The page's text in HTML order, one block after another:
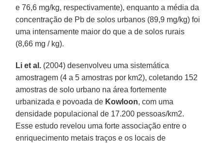
e 76,6 mg/kg, respectivamente), enquanto a média da
concentração de Pb de solos urbanos (89,9 mg/kg) foi
uma intensamente maior do que a de solos rurais
(8,66 mg / kg).
Li et al. (2004) desenvolveu uma sistemática
amostragem (4 a 5 amostras por km2), coletando 152
amostras de solo urbano na área fortemente
urbanizada e povoada de Kowloon, com uma
densidade populacional de 17.200 pessoas/km2.
Esse estudo revelou uma forte associação entre o
enriquecimento metais traços e os locais de